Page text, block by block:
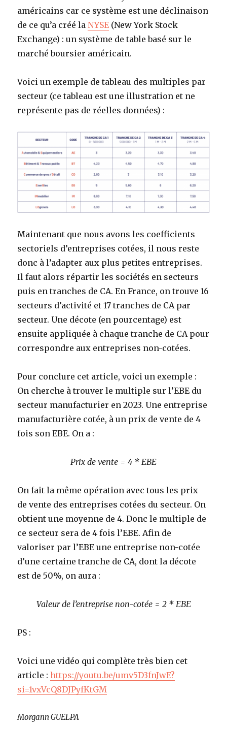
américains car ce système est une déclinaison
de ce qu’a créé laNYSE (New York Stock
Exchange) : un système de table basé sur le
marché boursier américain.
Voici un exemple de tableau des multiples par
secteur (ce tableau est une illustration et ne
représente pas de réelles données) :
Maintenant que nous avons les coefficients
sectoriels d’entreprises cotées, il nous reste
donc à l’adapter aux plus petites entreprises.
Il faut alors répartir les sociétés en secteurs
puis en tranches de CA. En France, on trouve 16
secteurs d’activité et 17 tranches de CA par
secteur. Une décote (en pourcentage) est
ensuite appliquée à chaque tranche de CA pour
correspondre aux entreprises non-cotées.
Pour conclure cet article, voici un exemple :
On cherche à trouver le multiple sur l’EBE du
secteur manufacturier en 2023. Une entreprise
manufacturière cotée, à un prix de vente de 4
fois son EBE. On a :
Prix de vente = 4 * EBE
On fait la même opération avec tous les prix
de vente des entreprises cotées du secteur. On
obtient une moyenne de 4. Donc le multiple de
ce secteur sera de 4 fois l’EBE. Afin de
valoriser par l’EBE une entreprise non-cotée
d’une certaine tranche de CA, dont la décote
est de 50%, on aura :
Valeur de l’entreprise non-cotée = 2 * EBE
PS :
Voici une vidéo qui complète très bien cet
article :https://youtu.be/umv5D3fnJwE?
si=1vxVcQ8DJPyfKtGM
Morgann GUELPA